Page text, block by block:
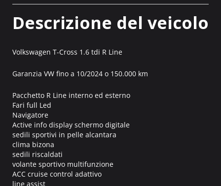
Descrizione del veicolo
Volkswagen T-Cross 1.6 tdi R Line
Garanzia VW fino a 10/2024 o 150.000 km
Pacchetto R Line interno ed esterno
Fari full Led
Navigatore
Active info display schermo digitale
sedili sportivi in pelle alcantara
clima bizona
sedili riscaldati
volante sportivo multifunzione
ACC cruise control adattivo
line assist